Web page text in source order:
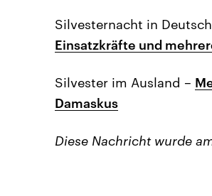
Silvesternacht in
Einsatzkräfte und
Silvester im Ausland –
Damaskus
Diese Nachricht wurde